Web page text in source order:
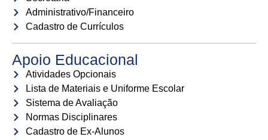
Administrativo/Financeiro
Cadastro de Currículos
Apoio Educacional
Atividades Opcionais
Lista de Materiais e Uniforme Escolar
Sistema de Avaliação
Normas Disciplinares
Cadastro de Ex-Alunos